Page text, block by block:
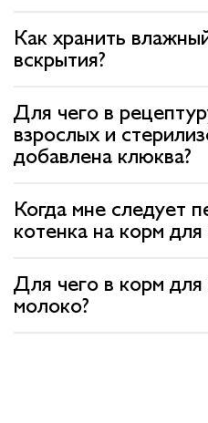
Как хранить
вскрытия?
Для чего в
взрослых и
добавлена клюква?
Когда мне следует
котенка на корм
Для чего в корм
молоко?